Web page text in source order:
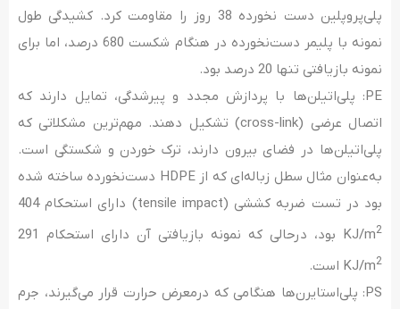
پلی‌پروپلین دست نخورده 38 روز را مقاومت کرد. کشیدگی طول
نمونه با پلیمر دست‌نخورده در هنگام شکست 680 درصد، اما برای
نمونه بازیافتی تنها 20 درصد بود.
PE: پلی‌اتیلن‌ها با پردازش مجدد و پیرشدگی، تمایل دارند که
اتصال عرضی (cross-link) تشکیل دهند. مهم‌ترین مشکلاتی که
پلی‌اتیلن‌ها در فضای بیرون دارند، ترک خوردن و شکستگی است.
به‌عنوان مثال سطل زباله‌ای که از HDPE دست‌نخورده ساخته شده
بود در تست ضربه کششی (tensile impact) دارای استحکام 404
KJ/m2
بود، درحالی که نمونه بازیافتی آن دارای استحکام 291
KJ/m2
است.
PS: پلی‌استایرن‌‌ها هنگامی که درمعرض حرارت قرار می‌‌گیرند، جرم